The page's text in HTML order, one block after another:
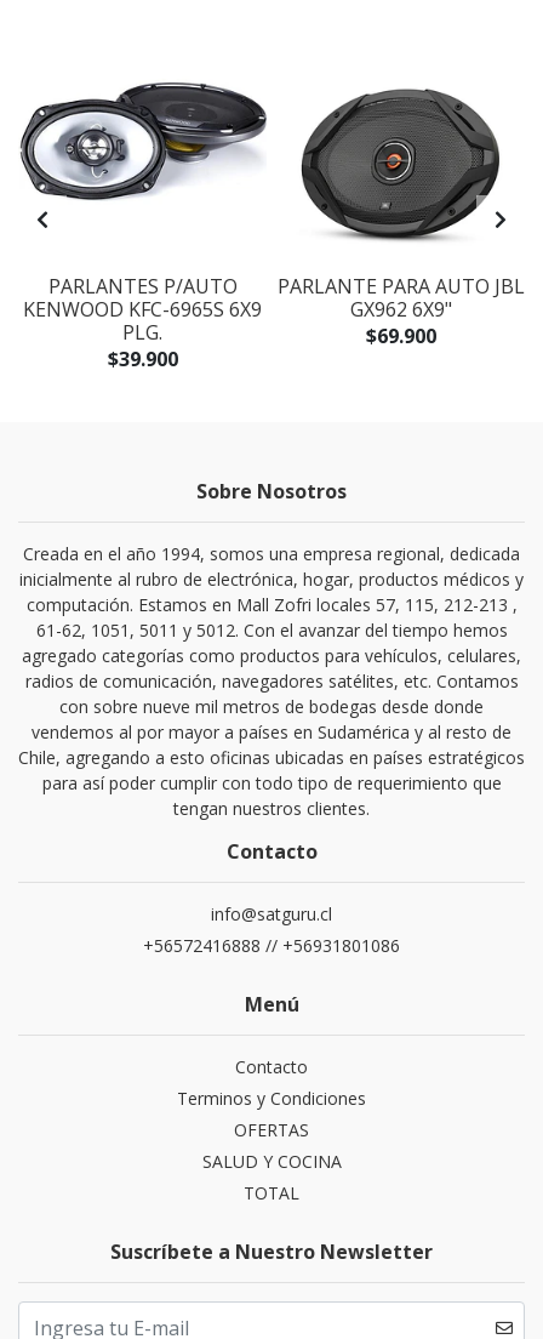
PARLANTES P/AUTO
KENWOOD KFC-6965S 6X9
PLG.
$39.900
PARLANTE PARA AUTO JBL
GX962 6X9"
$69.900
Sobre Nosotros
Creada en el año 1994, somos una empresa regional, dedicada
inicialmente al rubro de electrónica, hogar, productos médicos y
computación. Estamos en Mall Zofri locales 57, 115, 212-213 ,
61-62, 1051, 5011 y 5012. Con el avanzar del tiempo hemos
agregado categorías como productos para vehículos, celulares,
radios de comunicación, navegadores satélites, etc. Contamos
con sobre nueve mil metros de bodegas desde donde
vendemos al por mayor a países en Sudamérica y al resto de
Chile, agregando a esto oficinas ubicadas en países estratégicos
para así poder cumplir con todo tipo de requerimiento que
tengan nuestros clientes.
Contacto
info@satguru.cl
+56572416888 // +56931801086
Menú
Contacto
Terminos y Condiciones
OFERTAS
SALUD Y COCINA
TOTAL
Suscríbete a Nuestro Newsletter